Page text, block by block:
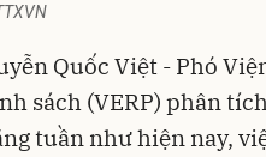
Quốc Việt - Phó
sách (VERP) phân
tuần như hiện nay,